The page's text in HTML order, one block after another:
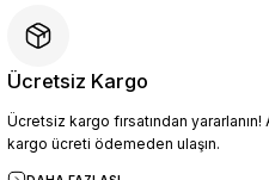
4.454,10 TL
4.949,00 TL
Sepete Ekle
Ücretsiz Kargo
Ücretsiz kargo fırsatından yararlanın!
kargo ücreti ödemeden ulaşın.